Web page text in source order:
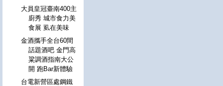
大員皇冠臺南400主
廚秀 城市食力美
食展 虱在美味
金酒攜手全台60間
話題酒吧 金門高
粱調酒指南大公
開 跑Bar新體驗
台電新營區處鋼鐵